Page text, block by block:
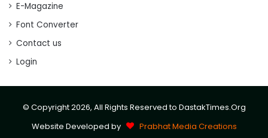
E-Magazine
Font Converter
Contact us
Login
© Copyright 2026, All Rights Reserved to DastakTimes.Org
Website Developed by
Prabhat Media Creations